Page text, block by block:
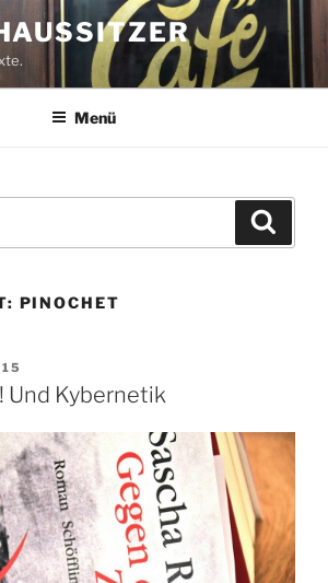
Menü
PINOCHET
Und Kybernetik